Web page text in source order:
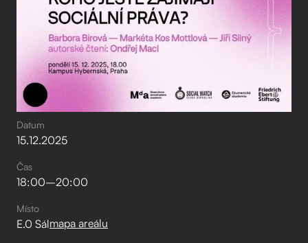
Datum
15.12.2025
Čas
18:00–⁠20:00
Místo
E.0 Sálmapa areálu